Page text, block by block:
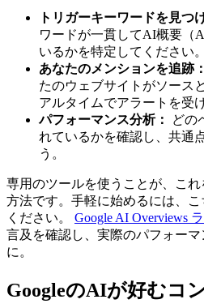
トリガーキーワードを見つ
ワードが一貫してAI概要（
いるかを特定してください。
あなたのメンションを追跡：
たのウェブサイトがソース
アルタイムでアラートを受
パフォーマンス分析：
どの
れているかを確認し、共通
う。
専用のツールを使うことが、こ
方法です。手軽に始めるには、
ください。 Google AI Overviews
言及を確認し、実際のパフォー
に。
GoogleのAIが好むコ